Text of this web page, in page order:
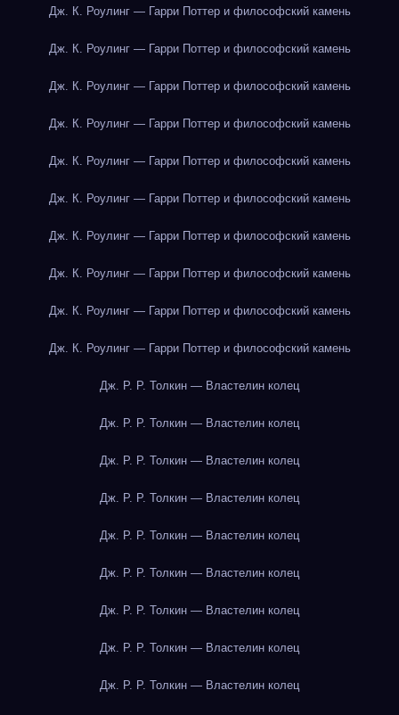
Дж. К. Роулинг — Гарри Поттер и философский камень
Дж. К. Роулинг — Гарри Поттер и философский камень
Дж. К. Роулинг — Гарри Поттер и философский камень
Дж. К. Роулинг — Гарри Поттер и философский камень
Дж. К. Роулинг — Гарри Поттер и философский камень
Дж. К. Роулинг — Гарри Поттер и философский камень
Дж. К. Роулинг — Гарри Поттер и философский камень
Дж. К. Роулинг — Гарри Поттер и философский камень
Дж. К. Роулинг — Гарри Поттер и философский камень
Дж. К. Роулинг — Гарри Поттер и философский камень
Дж. Р. Р. Толкин — Властелин колец
Дж. Р. Р. Толкин — Властелин колец
Дж. Р. Р. Толкин — Властелин колец
Дж. Р. Р. Толкин — Властелин колец
Дж. Р. Р. Толкин — Властелин колец
Дж. Р. Р. Толкин — Властелин колец
Дж. Р. Р. Толкин — Властелин колец
Дж. Р. Р. Толкин — Властелин колец
Дж. Р. Р. Толкин — Властелин колец